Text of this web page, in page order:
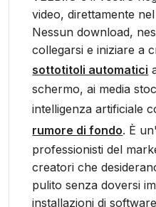
video, direttamente
Nessun download,
collegarsi e iniziare a
sottotitoli automatici
schermo, ai media
intelligenza artificiale
rumore di fondo. È
professionisti del
creatori che
pulito senza doversi
installazioni di